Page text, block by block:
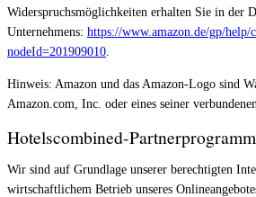
Widerspruchsmöglichkeiten erhalten Sie in der
Unternehmens: https://www.amazon.de/gp/help/
nodeId=201909010.
Hinweis: Amazon und das Amazon-Logo sind
Amazon.com, Inc. oder eines seiner
Hotelscombined-Partnerprogramm
Wir sind auf Grundlage unserer berechtigten
wirtschaftlichem Betrieb unseres